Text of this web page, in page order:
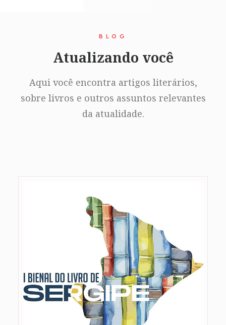
BLOG
Atualizando você
Aqui você encontra artigos literários,
sobre livros e outros assuntos relevantes
da atualidade.